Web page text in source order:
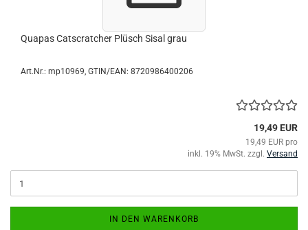
Quapas Catscratcher Plüsch Sisal grau
Art.Nr.: mp10969 GTIN/EAN: 8720986400206
19,49 EUR
19,49 EUR pro
inkl. 19% MwSt. zzgl. Versand
IN DEN WARENKORB